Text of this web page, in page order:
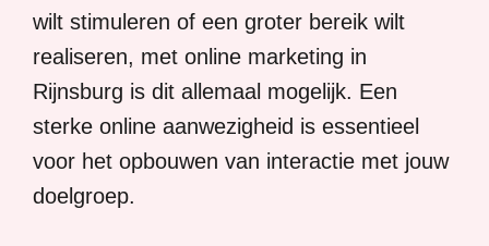
wilt stimuleren of een groter bereik wilt
realiseren, met online marketing in
Rijnsburg is dit allemaal mogelijk. Een
sterke online aanwezigheid is essentieel
voor het opbouwen van interactie met jouw
doelgroep.